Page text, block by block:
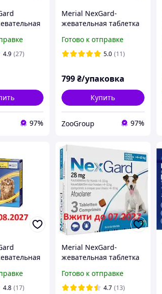
4.9 (27)
97%
Merial NexGard-
жевательная таблетка
4 кг) 3 таблетки
Готово к отправке
5.0 (11)
799₴/упаковка
Купить
ZooGroup 97%
4.8 (17)
Merial NexGard-
жевательная таблетка
10 кг) 1 таблетка
Готово к отправке
4.7 (13)